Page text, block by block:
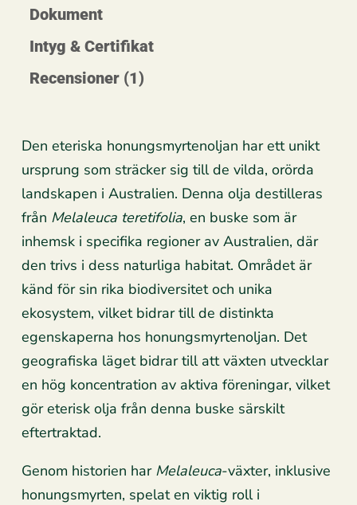
Dokument
Intyg & Certifikat
Recensioner (1)
Den eteriska honungsmyrtenoljan har ett unikt
ursprung som sträcker sig till de vilda, orörda
landskapen i Australien. Denna olja destilleras
från Melaleuca teretifolia, en buske som är
inhemsk i specifika regioner av Australien, där
den trivs i dess naturliga habitat. Området är
känd för sin rika biodiversitet och unika
ekosystem, vilket bidrar till de distinkta
egenskaperna hos honungsmyrtenoljan. Det
geografiska läget bidrar till att växten utvecklar
en hög koncentration av aktiva föreningar, vilket
gör eterisk olja från denna buske särskilt
eftertraktad.
Genom historien har Melaleuca-växter, inklusive
honungsmyrten, spelat en viktig roll i